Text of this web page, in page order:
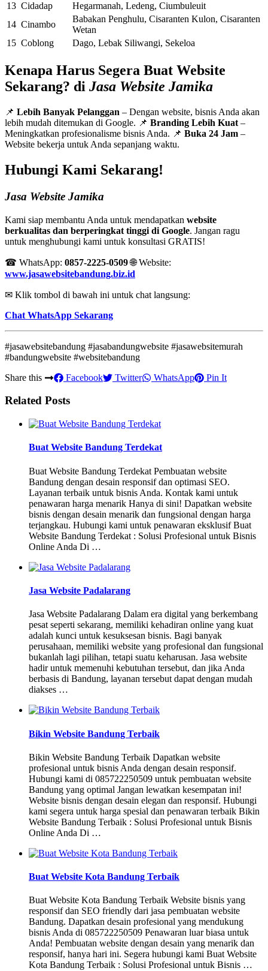
13 Cidadap
Hegarmanah, Ledeng, Ciumbuleuit
14 Cinambo
Babakan Penghulu, Cisaranten Kulon, Cisaranten
Wetan
15 Coblong Dago, Lebak Siliwangi, Sekeloa
Kenapa Harus Segera Buat Website
Sekarang? di Jasa Website Jamika
📌 Lebih Banyak Pelanggan – Dengan website, bisnis Anda akan
lebih mudah ditemukan di Google. 📌 Branding Lebih Kuat –
Meningkatkan profesionalisme bisnis Anda. 📌 Buka 24 Jam –
Website bekerja untuk Anda sepanjang waktu.
Hubungi Kami Sekarang!
Jasa Website Jamika
Kami siap membantu Anda untuk mendapatkan website
berkualitas dan berperingkat tinggi di Google. Jangan ragu
untuk menghubungi kami untuk konsultasi GRATIS!
☎ WhatsApp: 0857-2225-0509🌐 Website:
www.jasawebsitebandung.biz.id
✉ Klik tombol di bawah ini untuk chat langsung:
Chat WhatsApp Sekarang
#jasawebsitebandung #jasabandungwebsite #jasawebsitemurah
#bandungwebsite #websitebandung
Share this
Facebook Twitter WhatsApp Pin It
Related Posts
Buat Website Bandung Terdekat
Buat Website Bandung Terdekat Pembuatan website
Bandung dengan desain responsif dan optimasi SEO.
Layanan terbaik untuk bisnis Anda. Kontak kami untuk
penawaran harga menarik Hanya di sini! Dapatkan website
bisnis dengan desain menarik dan fungsional dengan harga
terjangkau. Hubungi kami untuk penawaran eksklusif Buat
Website Bandung Terdekat : Solusi Profesional untuk Bisnis
Online Anda Di …
Jasa Website Padalarang
Jasa Website Padalarang Dalam era digital yang berkembang
pesat seperti sekarang, memiliki kehadiran online yang kuat
adalah kunci untuk kesuksesan bisnis. Bagi banyak
perusahaan, memiliki website yang profesional dan fungsional
bukanlah lagi pilihan, tetapi suatu keharusan. Jasa website
hadir untuk memenuhi kebutuhan tersebut, dan jika Anda
berbasis di Bandung, layanan tersebut dapat dengan mudah
diakses …
Bikin Website Bandung Terbaik
Bikin Website Bandung Terbaik Dapatkan website
profesional untuk bisnis Anda dengan desain responsif.
Hubungi kami di 085722250509 untuk pembuatan website
Bandung yang optimal Jangan lewatkan kesempatan ini!
Website bisnis dengan desain elegan dan responsif. Hubungi
kami segera untuk harga spesial dan penawaran terbaik Bikin
Website Bandung Terbaik : Solusi Profesional untuk Bisnis
Online Anda Di …
Buat Website Kota Bandung Terbaik
Buat Website Kota Bandung Terbaik Website bisnis yang
responsif dan SEO friendly dari jasa pembuatan website
Bandung. Dapatkan desain profesional yang mendukung
bisnis Anda di 085722250509 Penawaran luar biasa untuk
Anda! Pembuatan website dengan desain yang menarik dan
responsif, hanya hari ini. Segera hubungi kami Buat Website
Kota Bandung Terbaik : Solusi Profesional untuk Bisnis …